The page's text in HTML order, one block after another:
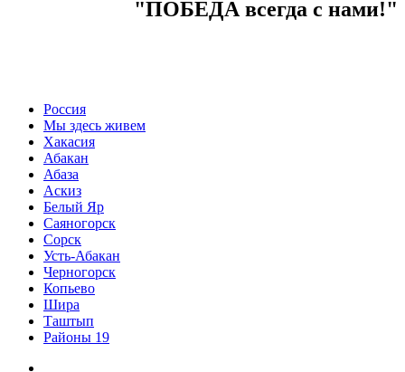
"ПОБЕДА всегда с нами!"
Россия
Мы здесь живем
Хакасия
Абакан
Абаза
Аскиз
Белый Яр
Саяногорск
Сорск
Усть-Абакан
Черногорск
Копьево
Шира
Таштып
Районы 19